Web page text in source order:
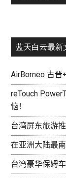
蓝天白云最新
AirBorneo 古
reTouch
恼！
台湾屏东旅游
在亚洲大陆最
台湾豪华保姆